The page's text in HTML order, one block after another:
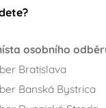
osobního
Bratislava
Banská Bystrica